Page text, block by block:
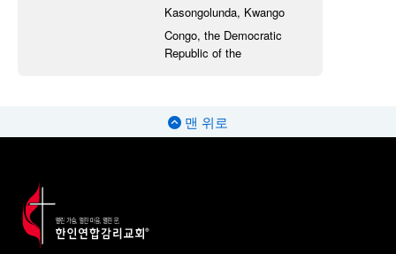
Kasongolunda, Kwango
Congo, the Democratic
Republic of the
맨 위로